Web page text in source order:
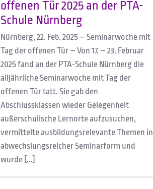
offenen Tür 2025 an der PTA-
Schule Nürnberg
Nürnberg, 22. Feb. 2025 – Seminarwoche mit
Tag der offenen Tür – Von 17. – 23. Februar
2025 fand an der PTA-Schule Nürnberg die
alljährliche Seminarwoche mit Tag der
offenen Tür tatt. Sie gab den
Abschlussklassen wieder Gelegenheit
außerschulische Lernorte aufzusuchen,
vermittelte ausbildungsrelevante Themen in
abwechslungsreicher Seminarform und
wurde [...]